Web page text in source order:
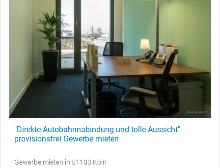
"Direkte Autobahnnabindung und tolle Aussicht"
provisionsfrei Gewerbe mieten
Gewerbe mieten in 51103 Köln